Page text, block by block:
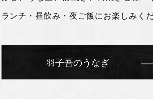
ランチ・昼飲み・夜ご飯にお楽しみくだ
羽子吾のうなぎ